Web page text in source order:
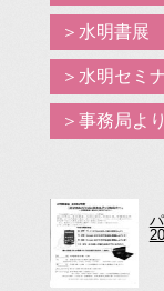
水明書展
水明セミ
事務局より